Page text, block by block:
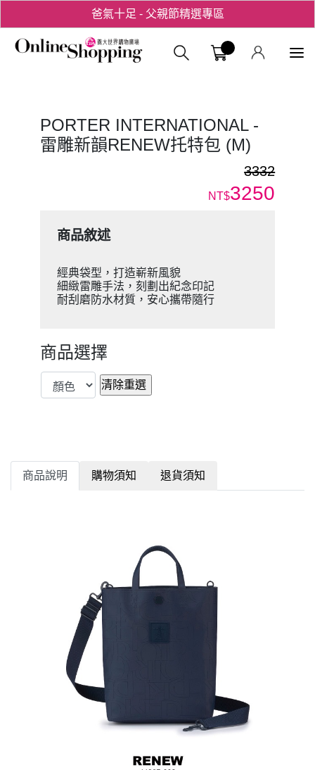
爸氣十足 - 父親節精選專區
用心愛你！七夕星選禮遇！
義大購物
PORTER INTERNATIONAL -
雷雕新韻RENEW托特包 (M)
3332
NT$3250
商品敘述
經典袋型，打造嶄新風貌
細緻雷雕手法，刻劃出紀念印記
耐刮磨防水材質，安心攜帶隨行
商品選擇
商品說明 購物須知 退貨須知